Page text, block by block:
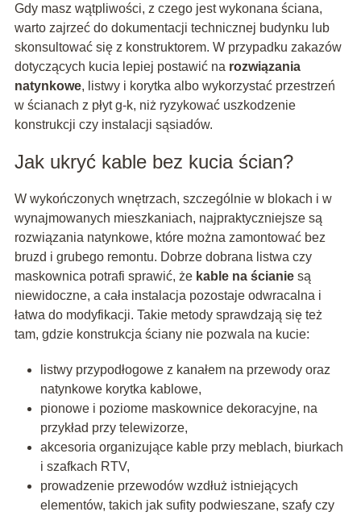
Gdy masz wątpliwości, z czego jest wykonana ściana,
warto zajrzeć do dokumentacji technicznej budynku lub
skonsultować się z konstruktorem. W przypadku zakazów
dotyczących kucia lepiej postawić na rozwiązania
natynkowe, listwy i korytka albo wykorzystać przestrzeń
w ścianach z płyt g-k, niż ryzykować uszkodzenie
konstrukcji czy instalacji sąsiadów.
Jak ukryć kable bez kucia ścian?
W wykończonych wnętrzach, szczególnie w blokach i w
wynajmowanych mieszkaniach, najpraktyczniejsze są
rozwiązania natynkowe, które można zamontować bez
bruzd i grubego remontu. Dobrze dobrana listwa czy
maskownica potrafi sprawić, że kable na ścianiesą
niewidoczne, a cała instalacja pozostaje odwracalna i
łatwa do modyfikacji. Takie metody sprawdzają się też
tam, gdzie konstrukcja ściany nie pozwala na kucie:
listwy przypodłogowe z kanałem na przewody oraz
natynkowe korytka kablowe,
pionowe i poziome maskownice dekoracyjne, na
przykład przy telewizorze,
akcesoria organizujące kable przy meblach, biurkach
i szafkach RTV,
prowadzenie przewodów wzdłuż istniejących
elementów, takich jak sufity podwieszane, szafy czy